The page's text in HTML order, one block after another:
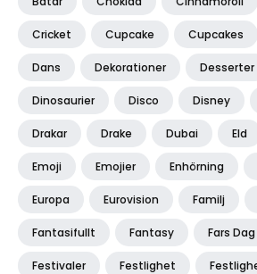
Cricket Cupcake Cupcakes
Dans Dekorationer Desserter
Dinosaurier Disco Disney
Drakar Drake Dubai Eld
Emoji Emojier Enhörning
Europa Eurovision Familj
Fantasifullt Fantasy Fars Dag
Festivaler Festlighet